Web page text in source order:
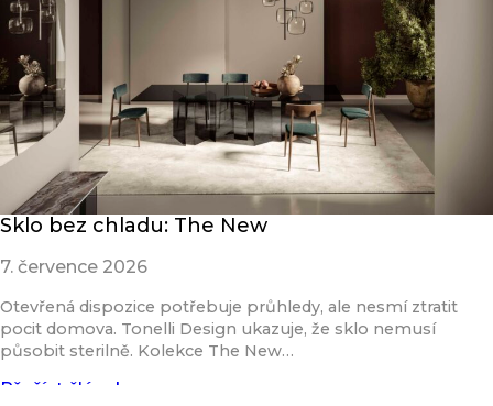
Sklo bez chladu: The New
7. července 2026
Otevřená dispozice potřebuje průhledy, ale nesmí ztratit
pocit domova. Tonelli Design ukazuje, že sklo nemusí
působit sterilně. Kolekce The New…
Přečíst článek